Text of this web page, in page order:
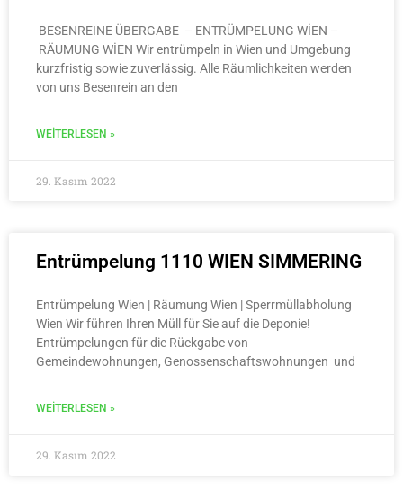
BESENREINE ÜBERGABE – ENTRÜMPELUNG WİEN –
RÄUMUNG WİEN Wir entrümpeln in Wien und Umgebung
kurzfristig sowie zuverlässig. Alle Räumlichkeiten werden
von uns Besenrein an den
WEITERLESEN »
29. Kasım 2022
Entrümpelung 1110 WIEN SIMMERING
Entrümpelung Wien | Räumung Wien | Sperrmüllabholung
Wien Wir führen Ihren Müll für Sie auf die Deponie!
Entrümpelungen für die Rückgabe von
Gemeindewohnungen, Genossenschaftswohnungen und
WEITERLESEN »
29. Kasım 2022